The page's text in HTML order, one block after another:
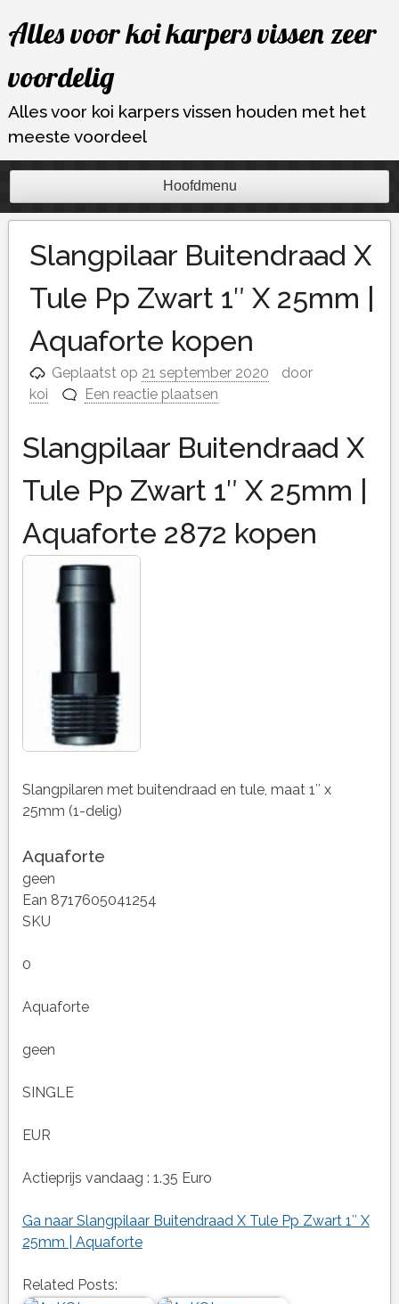
naar
inhoud
Alles voor koi karpers vissen zeer
voordelig
Alles voor koi karpers vissen houden met het
meeste voordeel
Hoofdmenu
Slangpilaar Buitendraad X
Tule Pp Zwart 1″ X 25mm |
Aquaforte kopen
Geplaatst op 21 september 2020
door
koi
Een reactie plaatsen
Slangpilaar Buitendraad X
Tule Pp Zwart 1″ X 25mm |
Aquaforte 2872 kopen
Slangpilaren met buitendraad en tule, maat 1″ x
25mm (1-delig)
Aquaforte
geen
Ean 8717605041254
SKU
0
Aquaforte
geen
SINGLE
EUR
Actieprijs vandaag : 1.35 Euro
Ga naar Slangpilaar Buitendraad X Tule Pp Zwart 1″ X
25mm | Aquaforte
Related Posts: